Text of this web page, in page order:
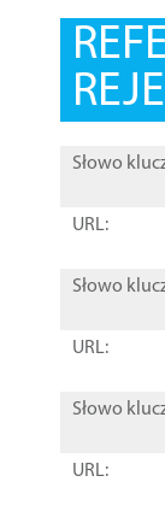
Słowo
URL:
Słowo
URL:
Słowo
URL: